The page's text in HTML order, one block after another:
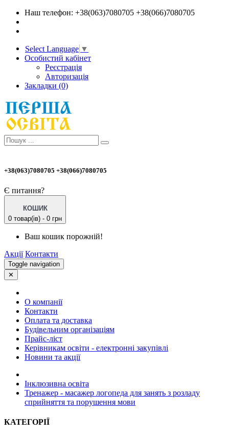
Наш телефон: +38(063)7080705 +38(066)7080705
Select Language ▼
Особистий кабінет
Реєстрація
Авторизація
Закладки (0)
+38(063)7080705 +38(066)7080705
Є питання?
КОШИК
0 товар(ів) - 0 грн
Ваш кошик порожній!
Акції Контакти
Toggle navigation
✕
О компанії
Контакти
Оплата та доставка
Будівельним організаціям
Прайс-ліст
Керівникам освіти - електронні закупівлі
Новини та акції
Інклюзивна освіта
Тренажер - масажер логопеда для занять з розладу
сприйняття та порушення мови
КАТЕГОРІЇ